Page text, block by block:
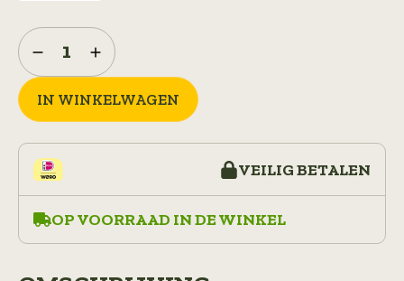
bw
handschoen
leer
aantal
IN WINKELWAGEN
VEILIG BETALEN
OP VOORRAAD IN DE WINKEL